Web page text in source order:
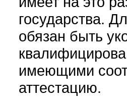
государства.
обязан быть
имеющими
аттестацию.